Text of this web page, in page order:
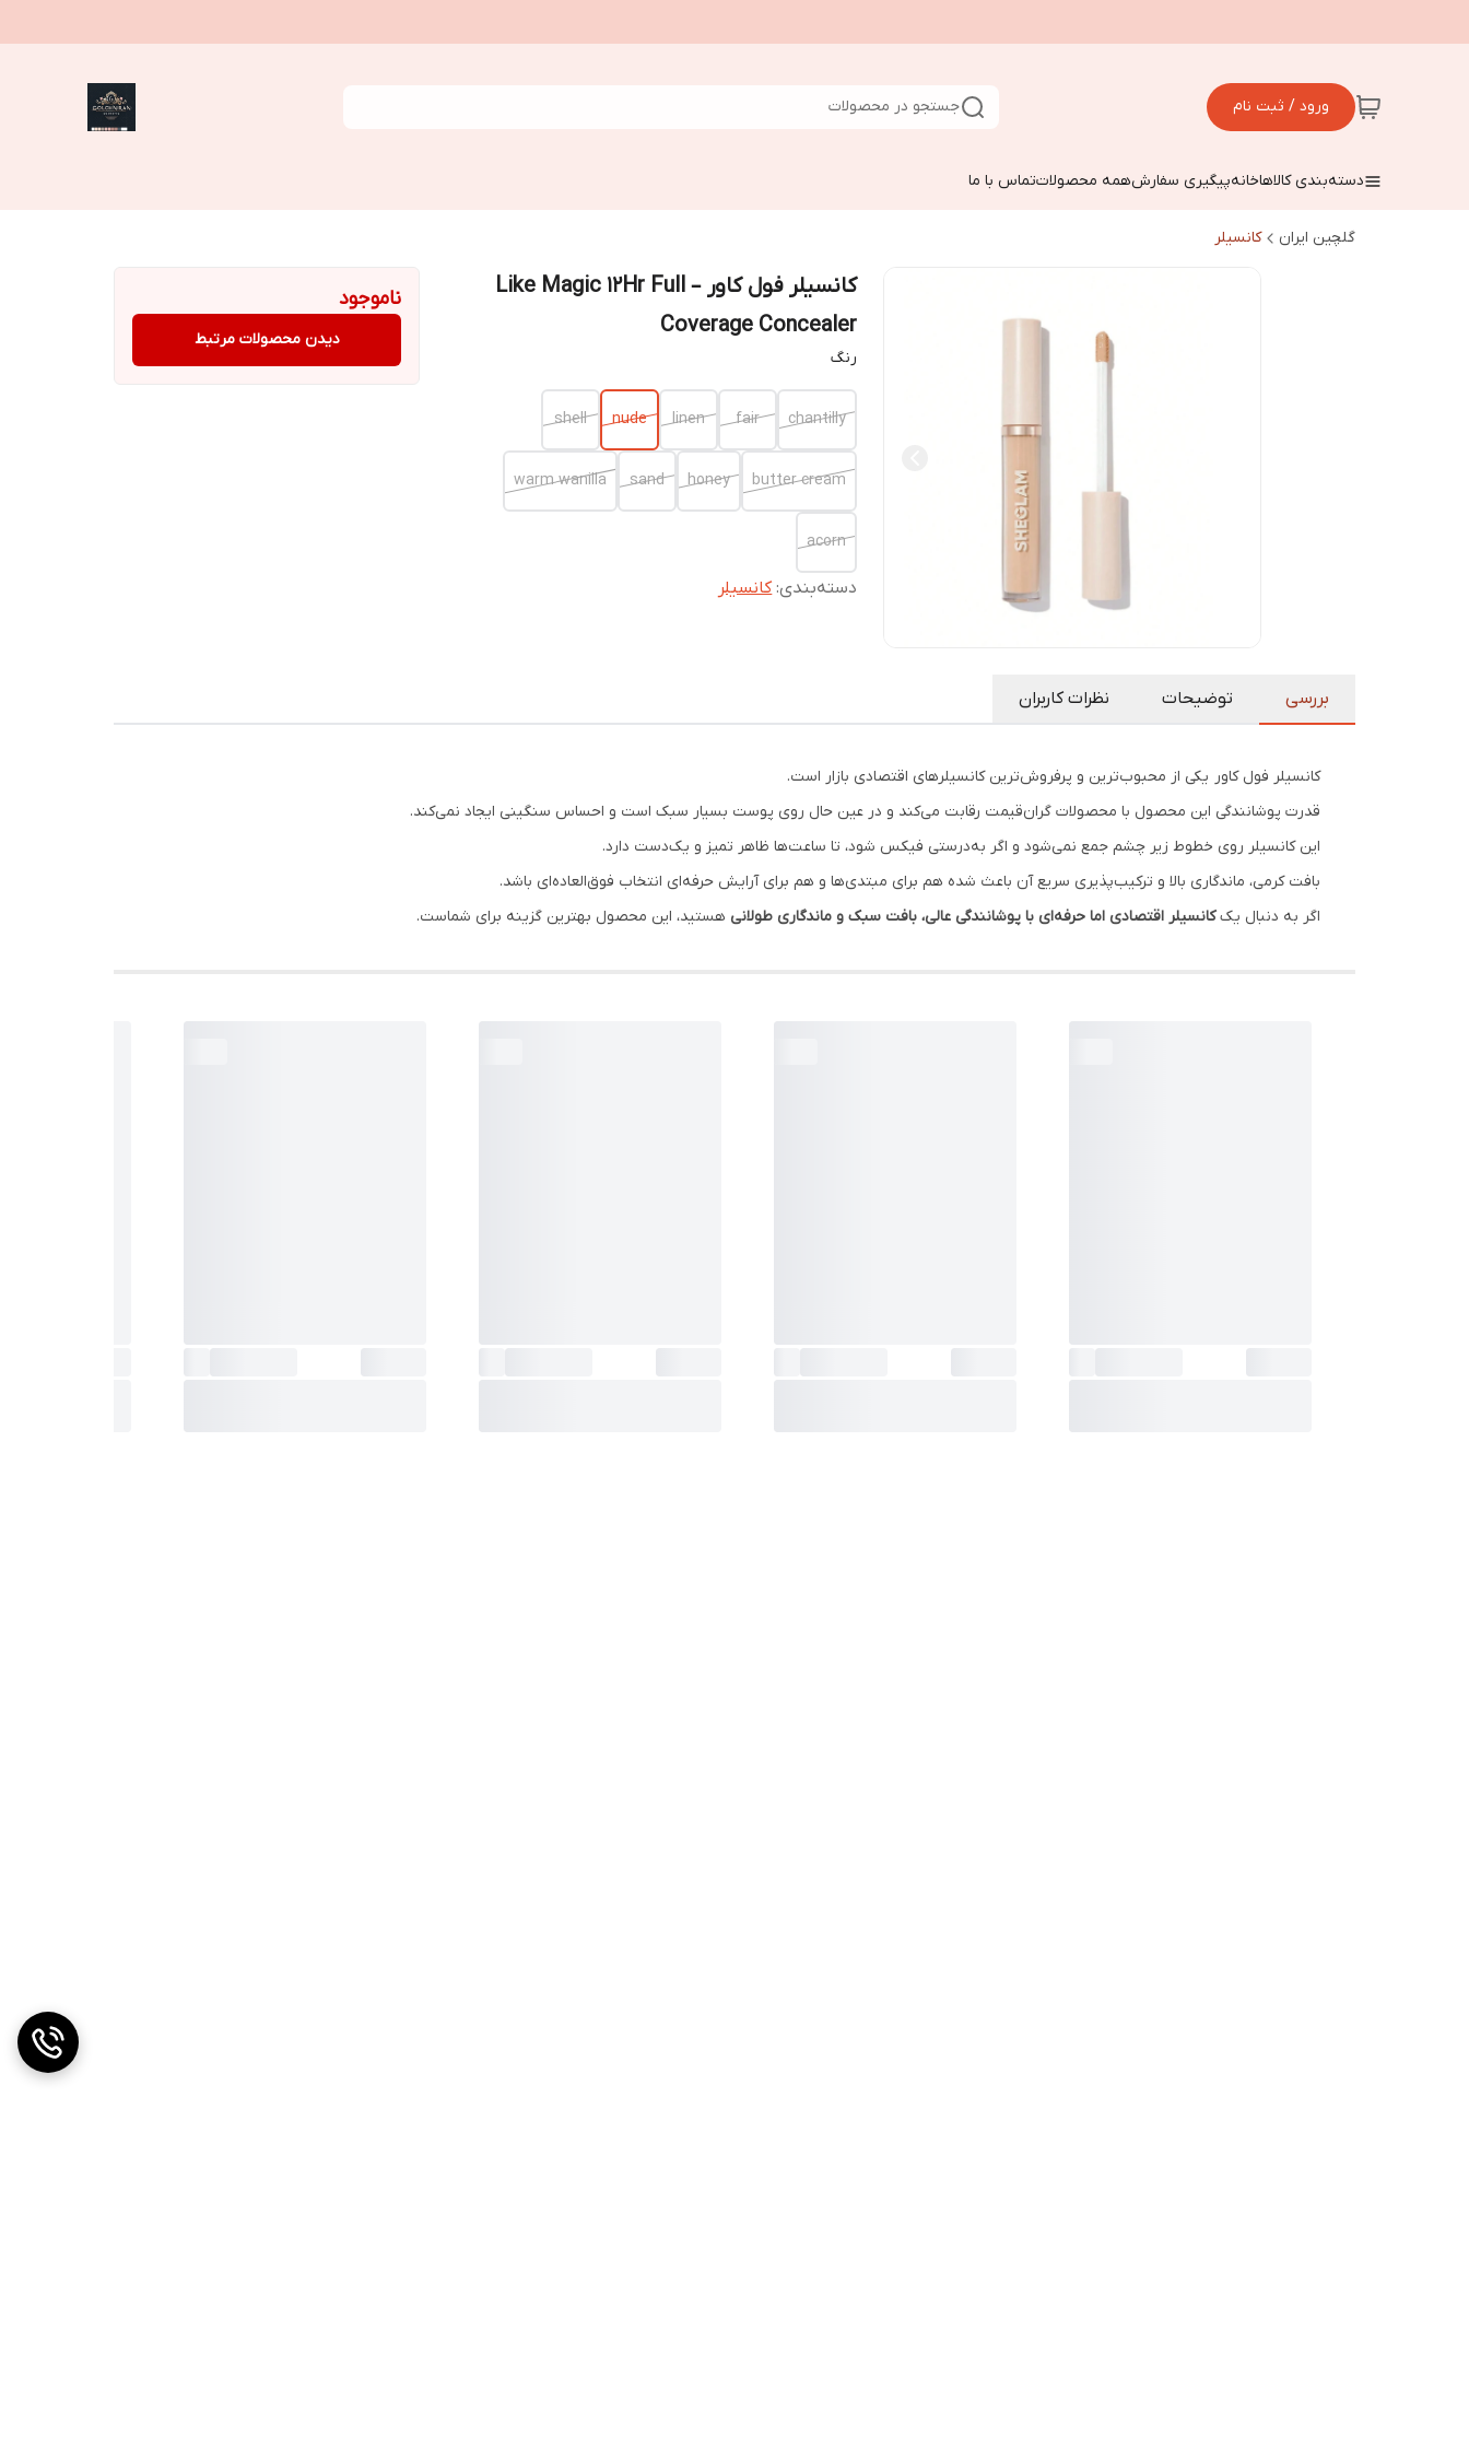
ورود / ثبت نام جستجو در محصولات
دسته‌بندی کالاهاخانهپیگیری سفارشهمه محصولاتتماس با ما
گلچین ایران کانسیلر
کانسیلر فول کاور – Like Magic 12Hr Full
Coverage Concealer
رنگ
chantilly
fair
linen
nude
shell
butter cream
honey
sand
warm wanilla
acorn
دسته‌بندی:کانسیلر
ناموجود
دیدن محصولات مرتبط
بررسی توضیحات نظرات کاربران
کانسیلر فول کاور یکی از محبوب‌ترین و پرفروش‌ترین کانسیلرهای اقتصادی بازار است.
قدرت پوشانندگی این محصول با محصولات گران‌قیمت رقابت می‌کند و در عین حال روی پوست بسیار سبک است و احساس سنگینی ایجاد نمی‌کند.
این کانسیلر روی خطوط زیر چشم جمع نمی‌شود و اگر به‌درستی فیکس شود، تا ساعت‌ها ظاهر تمیز و یک‌دست دارد.
بافت کرمی، ماندگاری بالا و ترکیب‌پذیری سریع آن باعث شده هم برای مبتدی‌ها و هم برای آرایش حرفه‌ای انتخاب فوق‌العاده‌ای باشد.
اگر به دنبال یککانسیلر اقتصادی اما حرفه‌ای با پوشانندگی عالی، بافت سبک و ماندگاری طولانی هستید، این محصول بهترین گزینه برای شماست.